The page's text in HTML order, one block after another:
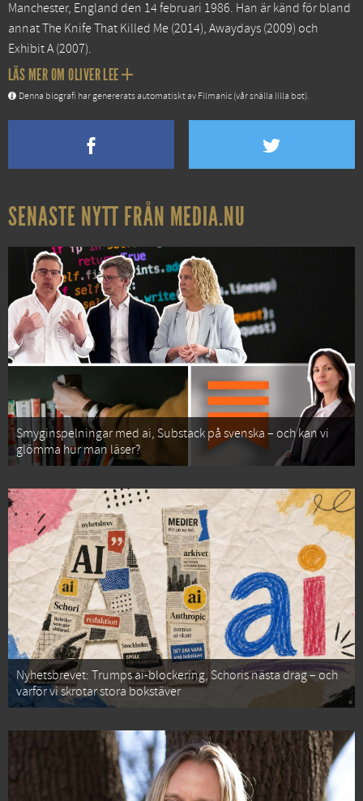
Manchester, England den 14 februari 1986. Han är känd för bland
annatThe Knife That Killed Me (2014), Awaydays (2009) och
Exhibit A (2007).
LÄS MER OM OLIVER LEE
Denna biografi har genererats automatiskt av Filmanic (vår snälla lilla bot).
SENASTE NYTT FRÅN MEDIA.NU
Smyginspelningar med ai, Substack på svenska – och kan vi
glömma hur man läser?
Nyhetsbrevet: Trumps ai-blockering, Schoris nästa drag – och
varför vi skrotar stora bokstäver